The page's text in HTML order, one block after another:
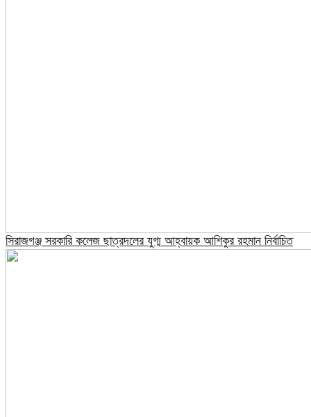
সিরাজগঞ্জ সরকারি কলেজ ছাত্রদলের যুগ্ম আহ্বায়ক আশিকুর রহমান নির্বাচিত